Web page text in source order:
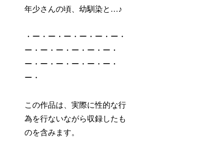
年少さんの頃、幼馴染と…♪
・ー・ー・ー・ー・ー・ー・
ー・ー・ー・ー・ー・ー・
ー・ー・ー・ー・ー・ー・
ー・
この作品は、実際に性的な行
為を行ないながら収録したも
のを含みます。